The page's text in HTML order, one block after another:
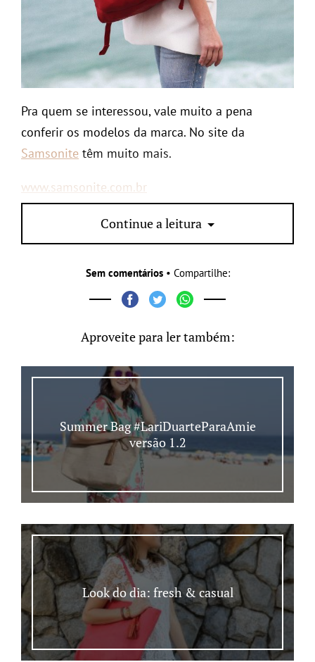
Pra quem se interessou, vale muito a pena
conferir os modelos da marca. No site da
Samsonite têm muito mais.
www.samsonite.com.br
Continue a leitura
Sem comentários• Compartilhe:
Aproveite para ler também:
Summer Bag #LariDuarteParaAmie
versão 1.2
Look do dia: fresh & casual